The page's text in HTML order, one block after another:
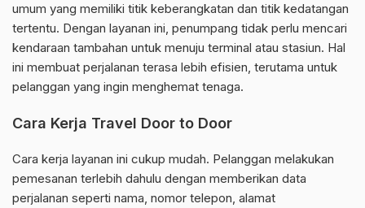
umum yang memiliki titik keberangkatan dan titik kedatangan
tertentu. Dengan layanan ini, penumpang tidak perlu mencari
kendaraan tambahan untuk menuju terminal atau stasiun. Hal
ini membuat perjalanan terasa lebih efisien, terutama untuk
pelanggan yang ingin menghemat tenaga.
Cara Kerja Travel Door to Door
Cara kerja layanan ini cukup mudah. Pelanggan melakukan
pemesanan terlebih dahulu dengan memberikan data
perjalanan seperti nama, nomor telepon, alamat